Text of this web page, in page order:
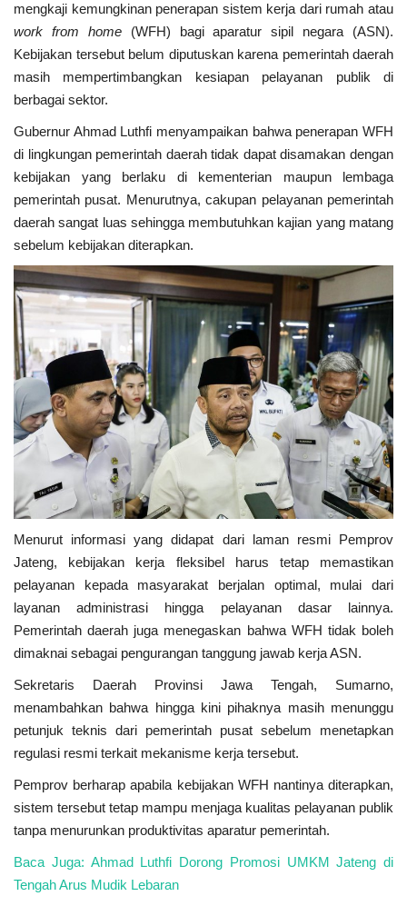
Kesehatan
Layanan Publik
Perempuan/Anak
mengkaji kemungkinan penerapan sistem kerja dari rumah atau
work from home(WFH) bagi aparatur sipil negara (ASN).
Kebijakan tersebut belum diputuskan karena pemerintah daerah
masih mempertimbangkan kesiapan pelayanan publik di
berbagai sektor.
Gubernur Ahmad Luthfi menyampaikan bahwa penerapan WFH
di lingkungan pemerintah daerah tidak dapat disamakan dengan
kebijakan yang berlaku di kementerian maupun lembaga
pemerintah pusat. Menurutnya, cakupan pelayanan pemerintah
daerah sangat luas sehingga membutuhkan kajian yang matang
sebelum kebijakan diterapkan.
Menurut informasi yang didapat dari laman resmi Pemprov
Jateng, kebijakan kerja fleksibel harus tetap memastikan
pelayanan kepada masyarakat berjalan optimal, mulai dari
layanan administrasi hingga pelayanan dasar lainnya.
Pemerintah daerah juga menegaskan bahwa WFH tidak boleh
dimaknai sebagai pengurangan tanggung jawab kerja ASN.
Sekretaris Daerah Provinsi Jawa Tengah, Sumarno,
menambahkan bahwa hingga kini pihaknya masih menunggu
petunjuk teknis dari pemerintah pusat sebelum menetapkan
regulasi resmi terkait mekanisme kerja tersebut.
Pemprov berharap apabila kebijakan WFH nantinya diterapkan,
sistem tersebut tetap mampu menjaga kualitas pelayanan publik
tanpa menurunkan produktivitas aparatur pemerintah.
Baca Juga: Ahmad Luthfi Dorong Promosi UMKM Jateng di
Tengah Arus Mudik Lebaran